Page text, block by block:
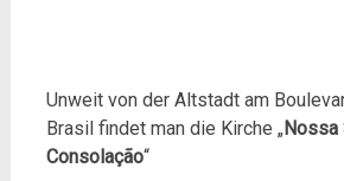
Unweit von der Altstadt am
Brasil findet man die Kirche „Nossa
Consolação“